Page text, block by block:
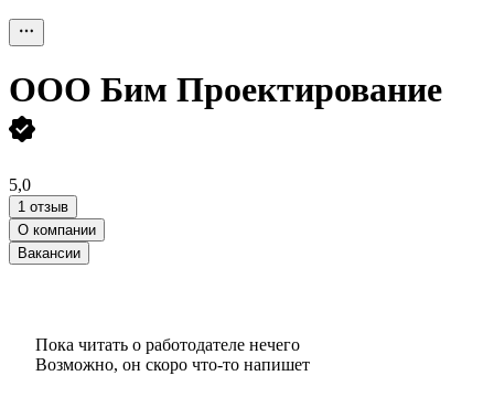
ООО Бим Проектирование
5,0
1 отзыв
О компании
Вакансии
Пока читать о работодателе нечего
Возможно, он скоро что‑то напишет